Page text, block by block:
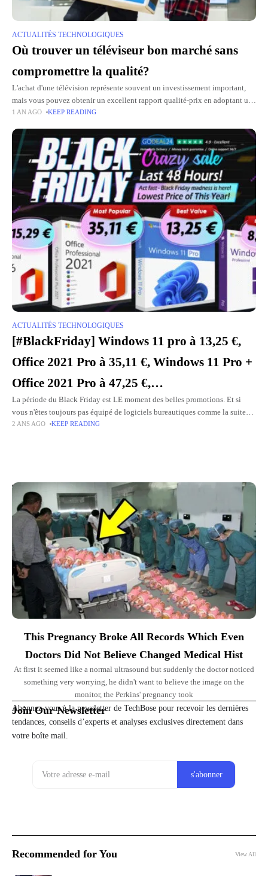
ACTUALITÉS TECHNOLOGIQUES
Où trouver un téléviseur bon marché sans
compromettre la qualité?
L'achat d'une télévision représente souvent un investissement important,
mais vous pouvez obtenir un excellent rapport qualité-prix en adoptant une
approche stratégique. Il existe de nombreuses solutions qui peuvent vous
1 AN AGO KEEP READING
ACTUALITÉS TECHNOLOGIQUES
[#BlackFriday] Windows 11 pro à 13,25 €,
Office 2021 Pro à 35,11 €, Windows 11 Pro +
Office 2021 Pro à 47,25 €,…
La période du Black Friday est LE moment des belles promotions. Et si
vous n'êtes toujours pas équipé de logiciels bureautiques comme la suite
Microsoft Office (ou que vous n'êtes
2 ANS AGO KEEP READING
Top Picks for You
This Pregnancy Broke All Records Which Even
Doctors Did Not Believe Changed Medical Hist
At first it seemed like a normal ultrasound but suddenly the doctor noticed
something very worrying, he didn't want to believe the image on the
monitor, the Perkins' pregnancy took
Join Our Newsletter
Abonnez-vous à la newsletter de TechBose pour recevoir les dernières
tendances, conseils d’experts et analyses exclusives directement dans
votre boîte mail.
Recommended for You View All